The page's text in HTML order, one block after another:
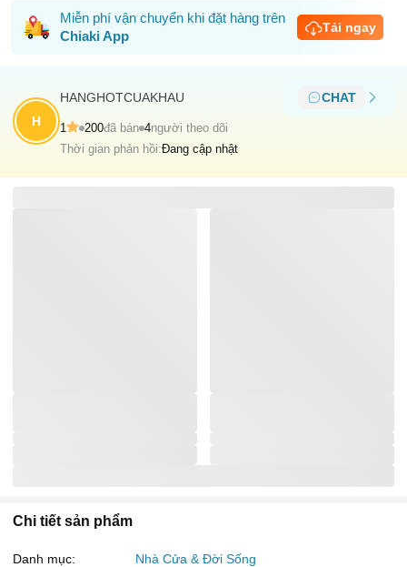
Miễn phí vận chuyển khi đặt hàng trên
Chiaki App
Tải ngay
H
HANGHOTCUAKHAU CHAT
1 200đã bán 4người theo dõi
Thời gian phản hồi:Đang cập nhật
Chi tiết sản phẩm
Danh mục: Nhà Cửa & Đời Sống